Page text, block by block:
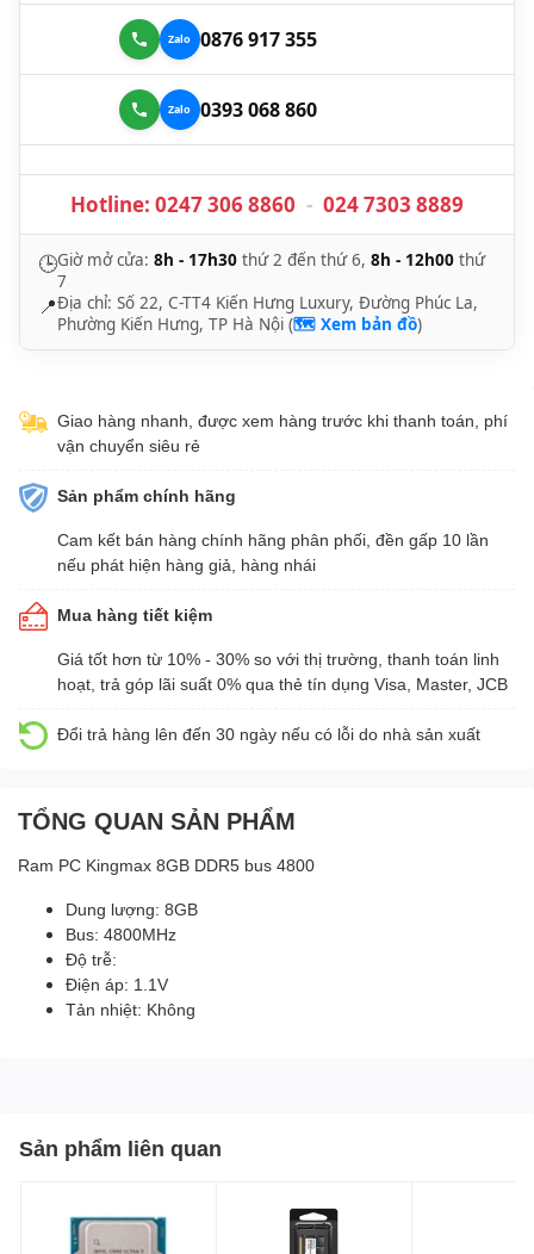
0876 917 355
0393 068 860
Hotline: 0247 306 8860 - 024 7303 8889
🕒Giờ mở cửa: 8h - 17h30 thứ 2 đến thứ 6, 8h - 12h00 thứ
7
📍Địa chỉ: Số 22, C-TT4 Kiến Hưng Luxury, Đường Phúc La,
Phường Kiến Hưng, TP Hà Nội (🗺️ Xem bản đồ)
Giao hàng nhanh, được xem hàng trước khi thanh toán, phí
vận chuyển siêu rẻ
Sản phẩm chính hãng
Cam kết bán hàng chính hãng phân phối, đền gấp 10 lần
nếu phát hiện hàng giả, hàng nhái
Mua hàng tiết kiệm
Giá tốt hơn từ 10% - 30% so với thị trường, thanh toán linh
hoạt, trả góp lãi suất 0% qua thẻ tín dụng Visa, Master, JCB
Đổi trả hàng lên đến 30 ngày nếu có lỗi do nhà sản xuất
TỔNG QUAN SẢN PHẨM
Ram PC Kingmax 8GB DDR5 bus 4800
Dung lượng: 8GB
Bus: 4800MHz
Độ trễ:
Điện áp: 1.1V
Tản nhiệt: Không
Sản phẩm liên quan